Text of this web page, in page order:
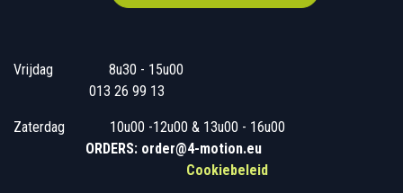
Vrijdag
​8u30 - 15u00
013 26 99 13
Zaterdag
​10u00 -12u00 & 13u00 - 16u00
ORDERS: order@4-motion.eu
Cookiebeleid